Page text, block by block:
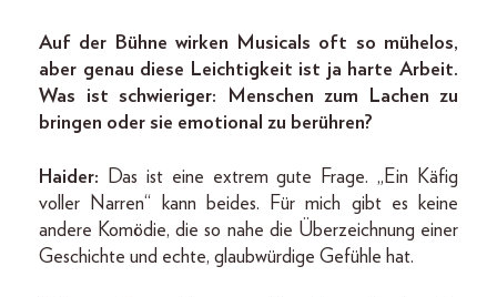
Auf der Bühne wirken Musicals oft so mühelos,
aber genau diese Leichtigkeit ist ja harte Arbeit.
Was ist schwieriger: Menschen zum Lachen zu
bringen oder sie emotional zu berühren?
Haider:
Das ist eine extrem gute Frage. „Ein Käfig
voller Narren“ kann beides. Für mich gibt es keine
andere Komödie, die so nahe die Überzeichnung einer
Geschichte und echte, glaubwürdige Gefühle hat.